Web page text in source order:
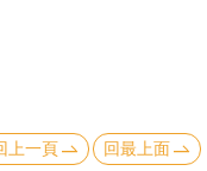
上一頁
回最上面